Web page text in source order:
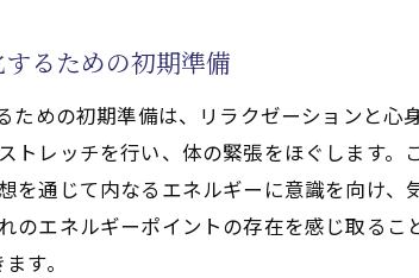
のステップ
るライフスタイル
たクンダリニーの地固め法
感じる方法
や療法)で目覚めさせる秘訣
るための初期準備
めの初期準備は、リラクゼーションと心
トレッチを行い、体の緊張をほぐします
を通じて内なるエネルギーに意識を向け
エネルギーポイントの存在を感じ取る
す。